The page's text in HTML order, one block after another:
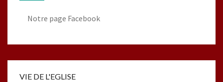
Notre page Facebook
VIE DE L'EGLISE